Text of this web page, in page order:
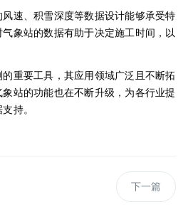
速、积雪深度等数据设计能够承受特
象站的数据有助于决定施工时间，以
重要工具，其应用领域广泛且不断拓
站的功能也在不断升级，为各行业提
持。
下一篇